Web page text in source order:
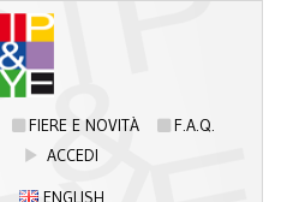
FIERE E NOVITÀ
F.A.Q.
ACCEDI
ENGLISH